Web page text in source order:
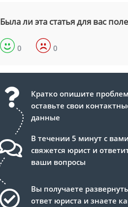
Была ли эта статья для вас
0 0
Кратко опишите
оставьте свои
данные
В течении 5 минут с вами
свяжется юрист и
ваши вопросы
Вы получаете
ответ юриста и знаете